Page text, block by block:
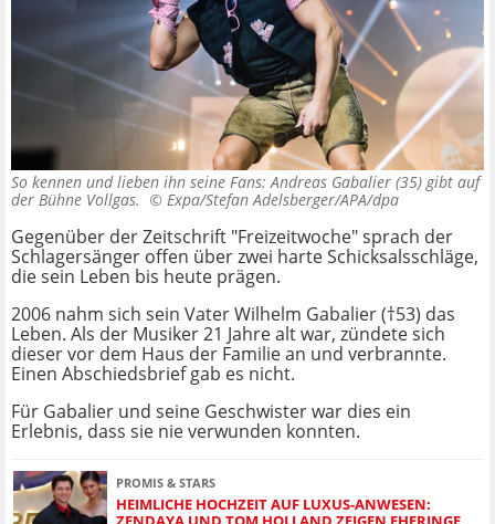
So kennen und lieben ihn seine Fans: Andreas Gabalier (35) gibt auf
der Bühne Vollgas. © Expa/Stefan Adelsberger/APA/dpa
Gegenüber der Zeitschrift "Freizeitwoche" sprach der
Schlagersänger offen über zwei harte Schicksalsschläge,
die sein Leben bis heute prägen.
2006 nahm sich sein Vater Wilhelm Gabalier (†53) das
Leben. Als der Musiker 21 Jahre alt war, zündete sich
dieser vor dem Haus der Familie an und verbrannte.
Einen Abschiedsbrief gab es nicht.
Für Gabalier und seine Geschwister war dies ein
Erlebnis, dass sie nie verwunden konnten.
PROMIS & STARS
HEIMLICHE HOCHZEIT AUF LUXUS-ANWESEN: